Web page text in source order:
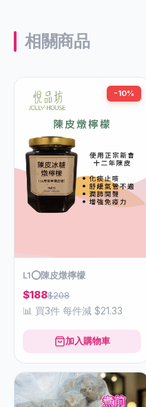
相關商品
-10%
L1⭕️陳皮燉檸檬
$188$208
📊 買3件 每件減 $21.33
加入購物車